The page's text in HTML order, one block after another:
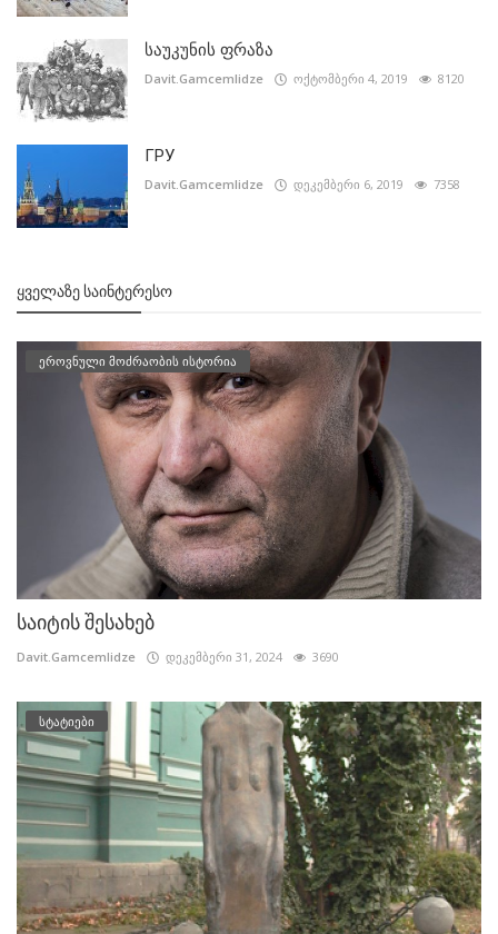
საუკუნის ფრაზა
Davit.Gamcemlidze ოქტომბერი 4, 2019 8120
ГРУ
Davit.Gamcemlidze დეკემბერი 6, 2019 7358
ᲧᲕᲔᲚᲐᲖᲔ ᲡᲐᲘᲜᲢᲔᲠᲔᲡᲝ
ეროვნული მოძრაობის ისტორია
საიტის შესახებ
Davit.Gamcemlidze დეკემბერი 31, 2024 3690
სტატიები